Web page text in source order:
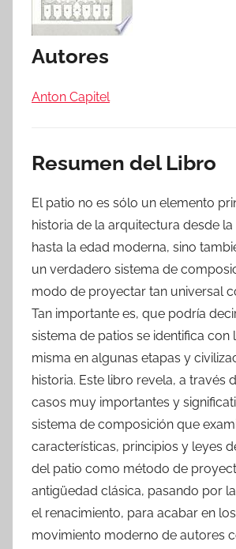
Autores
Anton Capitel
Resumen del Libro
El patio no es sólo un elemento
historia de la arquitectura desde
hasta la edad moderna, sino
un verdadero sistema de
modo de proyectar tan universal
Tan importante es, que podría
sistema de patios se identifica con
misma en algunas etapas y
historia. Este libro revela, a través
casos muy importantes y
sistema de composición que
características, principios y leyes
del patio como método de
antigüedad clásica, pasando por
el renacimiento, para acabar en
movimiento moderno de autores